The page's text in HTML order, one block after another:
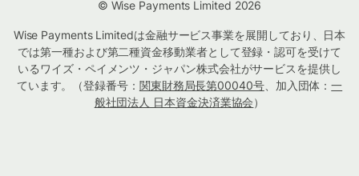
© Wise Payments Limited 2026
Wise Payments Limitedは金融サービス事業を展開しており、日本
では第一種および第二種資金移動業者として登録・認可を受けて
いるワイズ・ペイメンツ・ジャパン株式会社がサービスを提供し
ています。（登録番号： 関東財務局長第00040号、加入団体：一
般社団法人 日本資金決済業協会）